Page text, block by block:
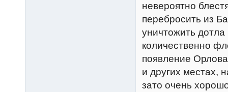
невероятно
перебросить из
уничтожить
количественно
появление
и других местах,
зато очень